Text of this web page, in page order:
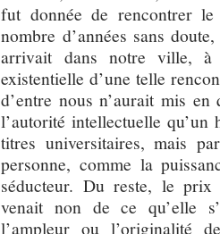
fut donnée de rencontrer
nombre d’années sans
arrivait dans notre ville,
existentielle d’une telle
d’entre nous n’aurait mis
l’autorité intellectuelle
titres universitaires, mais
personne, comme la
séducteur. Du reste, le prix
venait non de ce qu’elle
l’ampleur ou l’originalité